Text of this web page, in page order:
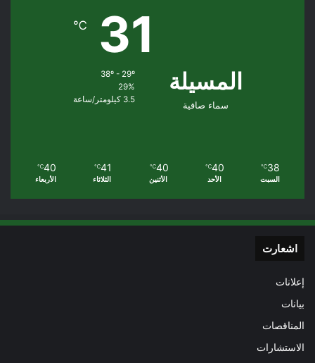
المسيلة
سماء صافية
31
℃
38º - 29º
29%
3.5 كيلومتر/ساعة
38
℃
السبت
40
℃
الأحد
40
℃
الأثنين
41
℃
الثلاثاء
40
℃
الأربعاء
اشعارت
إعلانات
بيانات
المناقصات
الاستشارات